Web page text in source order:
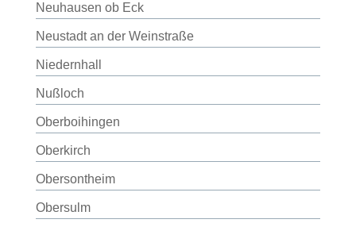
Neuhausen ob Eck
Neustadt an der Weinstraße
Niedernhall
Nußloch
Oberboihingen
Oberkirch
Obersontheim
Obersulm